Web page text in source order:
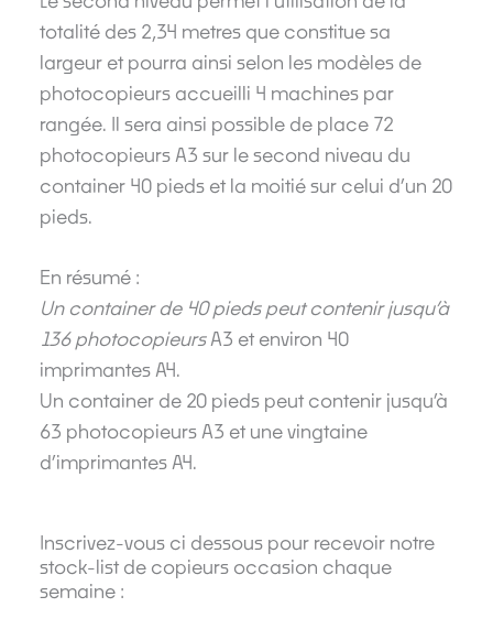
totalité des 2,34 metres que constitue sa
largeur et pourra ainsi selon les modèles de
photocopieurs accueilli 4 machines par
rangée. Il sera ainsi possible de place 72
photocopieurs A3 sur le second niveau du
container 40 pieds et la moitié sur celui d’un 20
pieds.
En résumé :
Un container de 40 pieds peut contenir jusqu’à
136 photocopieurs A3 et environ 40
imprimantes A4.
Un container de 20 pieds peut contenir jusqu’à
63 photocopieurs A3 et une vingtaine
d’imprimantes A4.
Inscrivez-vous ci dessous pour recevoir notre
stock-list de copieurs occasion chaque
semaine :